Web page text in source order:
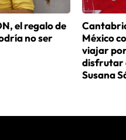
el regalo de
no ser
México
viajar
disfrutar
Susana